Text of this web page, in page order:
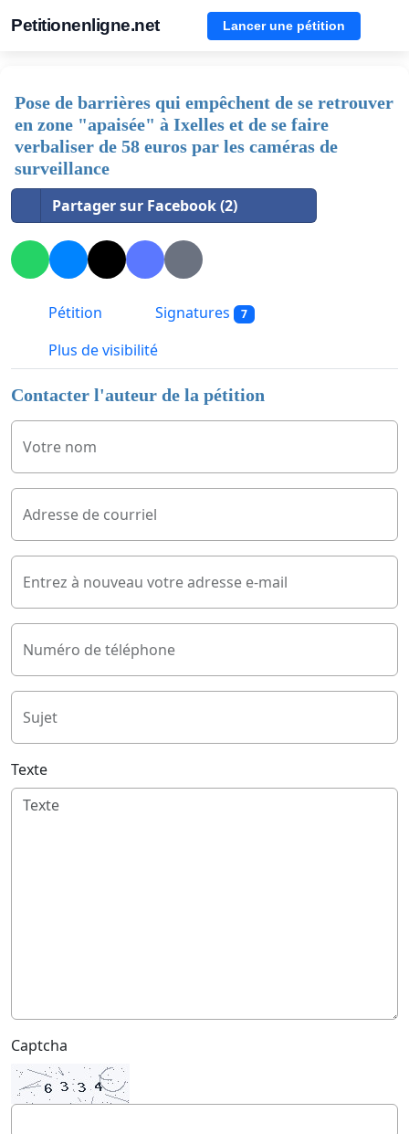
Petitionenligne.net Lancer une pétition
Pose de barrières qui empêchent de se retrouver
en zone "apaisée" à Ixelles et de se faire
verbaliser de 58 euros par les caméras de
surveillance
Partager sur Facebook (2)
Pétition Signatures 7
Plus de visibilité
Contacter l'auteur de la pétition
Votre nom
Adresse de courriel
Entrez à nouveau votre adresse e-mail
Numéro de téléphone
Sujet
Texte
Captcha